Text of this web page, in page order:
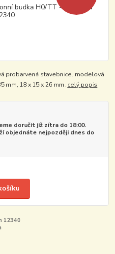
probarvená stavebnice. modelová
mm, 18 x 15 x 26 mm. celý popis
doručit již zítra do 18:00.
objednáte nejpozději dnes do
12340